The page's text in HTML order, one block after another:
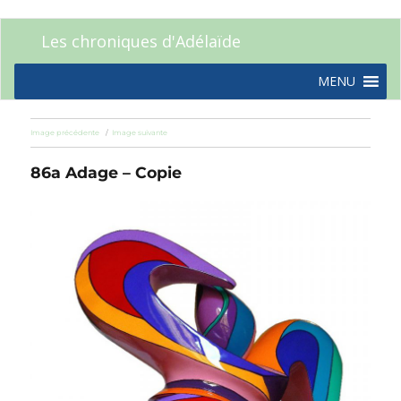
Les chroniques d'Adélaïde
MENU
Image précédente Image suivante
86a Adage – Copie